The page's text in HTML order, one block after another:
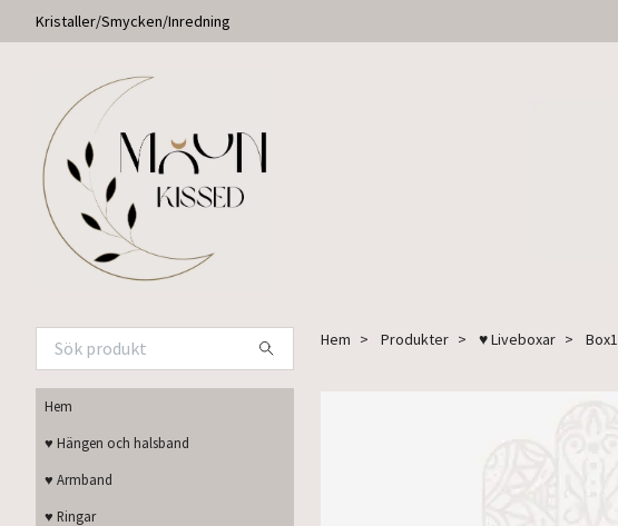
Kristaller/Smycken/Inredning
Hem
♥ Hängen och halsband
♥ Armband
♥ Ringar
Hem Produkter ♥ Liveboxar